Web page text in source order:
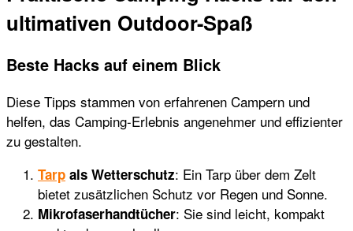
ultimativen Outdoor-Spaß
Beste Hacks auf einem Blick
Diese Tipps stammen von erfahrenen Campern und
helfen, das Camping-Erlebnis angenehmer und effizienter
zu gestalten.
Tarp als Wetterschutz: Ein Tarp über dem Zelt
bietet zusätzlichen Schutz vor Regen und Sonne.
Mikrofaserhandtücher: Sie sind leicht, kompakt